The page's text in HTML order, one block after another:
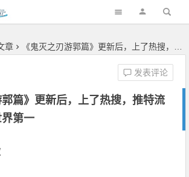
章 《鬼灭之刃游郭篇》更新后，上了热搜，推特流行热度更是世界第一
郭篇》更新后，上了热搜，推特流
第一
发表评论